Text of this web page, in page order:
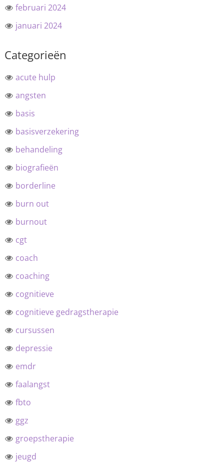
februari 2024
januari 2024
Categorieën
acute hulp
angsten
basis
basisverzekering
behandeling
biografieën
borderline
burn out
burnout
cgt
coach
coaching
cognitieve
cognitieve gedragstherapie
cursussen
depressie
emdr
faalangst
fbto
ggz
groepstherapie
jeugd